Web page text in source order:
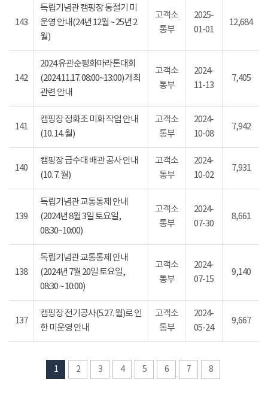
143
독립기념관 캠핑장 동절기 미
운영 안내(24년 12월 ~ 25년 2
월)
고객소
통부
2025-
01-01
12,684
142
2024 유관순평화마라톤대회
(2024.11.17. 08:00~13:00) 개최
관련 안내
고객소
통부
2024-
11-13
7,405
141
캠핑장 정화조 미화 작업 안내
(10. 14. 월)
고객소
통부
2024-
10-08
7,942
140
캠핑장 급수대 배관 공사 안내
(10. 7. 월)
고객소
통부
2024-
10-02
7,931
139
독립기념관 교통통제 안내
(2024년 8월 3일 토요일,
08:30~10:00)
고객소
통부
2024-
07-30
8,661
138
독립기념관 교통통제 안내
(2024년 7월 20일 토요일,
08:30 ~ 10:00)
고객소
통부
2024-
07-15
9,140
137
캠핑장 전기공사(5.27. 월)로 인
한 미운영 안내
고객소
통부
2024-
05-24
9,667
1 2 3 4 5 6 7 8